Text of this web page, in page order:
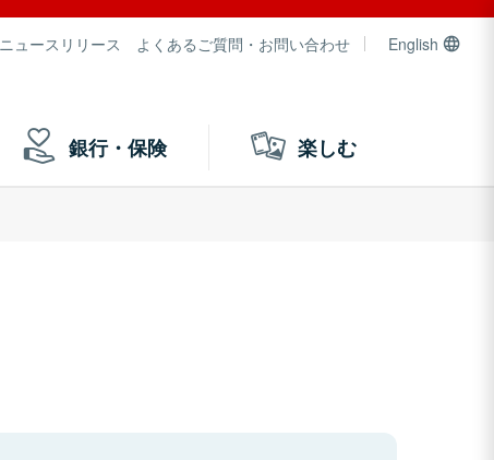
ニュースリリース よくあるご質問・お問い合わせ English
銀行・保険 楽しむ